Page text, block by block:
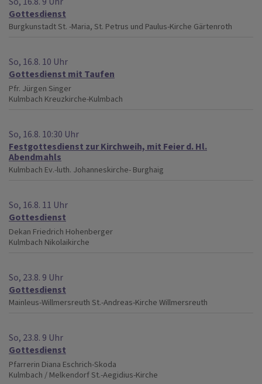
Gottesdienst
BurgkunstadtSt. -Maria, St. Petrus und Paulus-Kirche Gärtenroth
So, 16.8. 10 Uhr
Gottesdienst mit Taufen
Pfr. Jürgen Singer
Kulmbach Kreuzkirche-Kulmbach
So, 16.8. 10:30 Uhr
Festgottesdienst zur Kirchweih, mit Feier d. Hl.
Abendmahls
Kulmbach Ev.-luth. Johanneskirche- Burghaig
So, 16.8. 11 Uhr
Gottesdienst
Dekan Friedrich Hohenberger
Kulmbach Nikolaikirche
So, 23.8. 9 Uhr
Gottesdienst
Mainleus-Willmersreuth St.-Andreas-Kirche Willmersreuth
So, 23.8. 9 Uhr
Gottesdienst
Pfarrerin Diana Eschrich-Skoda
Kulmbach / MelkendorfSt.-Aegidius-Kirche